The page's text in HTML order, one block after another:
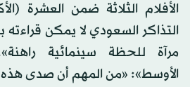
في حين ترى الناقدة المصرية
الأفلام الثلاثة ضمن العشرة
التذاكر السعودي لا يمكن
مرآة للحظة سينمائية